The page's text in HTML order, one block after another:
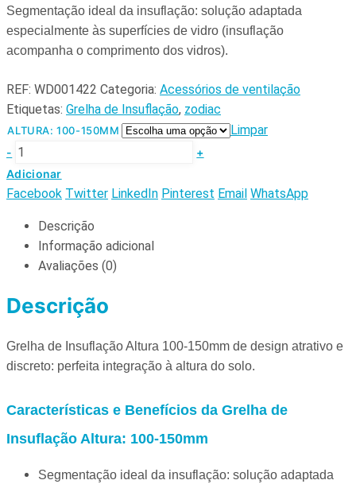
Segmentação ideal da insuflação: solução adaptada
especialmente às superfícies de vidro (insuflação
acompanha o comprimento dos vidros).
REF: WD001422 Categoria: Acessórios de ventilação
Etiquetas: Grelha de Insuflação, zodiac
ALTURA: 100-150MM Limpar
-
+
Adicionar
Facebook Twitter LinkedIn Pinterest Email WhatsApp
Descrição
Informação adicional
Avaliações (0)
Descrição
Grelha de Insuflação Altura 100-150mm de design atrativo e
discreto: perfeita integração à altura do solo.
Características e Benefícios da Grelha de
Insuflação Altura: 100-150mm
Segmentação ideal da insuflação: solução adaptada